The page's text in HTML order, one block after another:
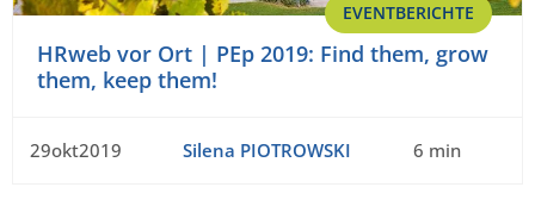
EVENTBERICHTE
HRweb vor Ort | PEp 2019: Find them, grow
them, keep them!
29okt2019 Silena PIOTROWSKI 6 min